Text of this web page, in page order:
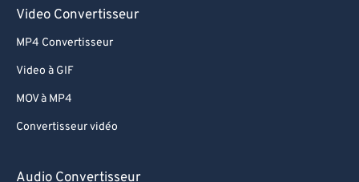
Video Convertisseur
MP4 Convertisseur
Video à GIF
MOV à MP4
Convertisseur vidéo
Audio Convertisseur